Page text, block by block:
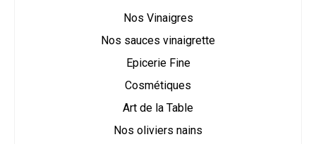
Nos Vinaigres
Nos sauces vinaigrette
Epicerie Fine
Cosmétiques
Art de la Table
Nos oliviers nains